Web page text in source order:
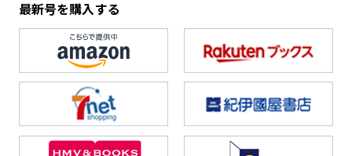
最新号を購入する